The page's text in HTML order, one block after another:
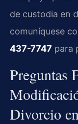
de custodia en
comuníquese
437-7747 para
Preguntas
Divorcio